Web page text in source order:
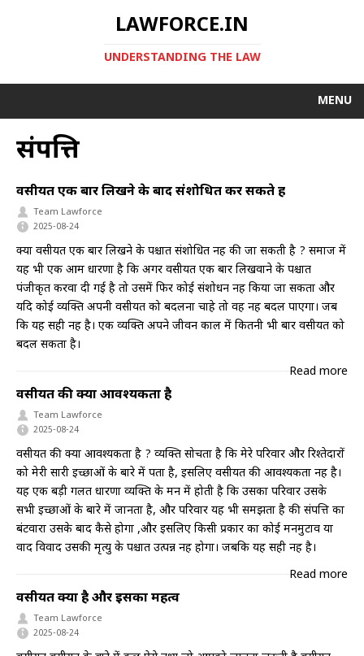
LAWFORCE.IN
UNDERSTANDING THE LAW
MENU
संपत्ति
वसीयत एक बार लिखने के बाद संशोधित कर सकते हैं
Team Lawforce
2025-08-24
क्या वसीयत एक बार लिखने के पश्चात संशोधित नहीं की जा सकती है ? समाज में
यह भी एक आम धारणा है कि अगर वसीयत एक बार लिखवाने के पश्चात
पंजीकृत करवा दी गई है तो उसमें फिर कोई संशोधन नहीं किया जा सकता और
यदि कोई व्यक्ति अपनी वसीयत को बदलना चाहे तो वह नहीं बदल पाएगा। जब
कि यह सही नहीं है। एक व्यक्ति अपने जीवन काल में कितनी भी बार वसीयत को
बदल सकता है।
Read more
वसीयत की क्या आवश्यकता है
Team Lawforce
2025-08-24
वसीयत की क्या आवश्यकता है ? व्यक्ति सोचता है कि मेरे परिवार और रिश्तेदारों
को मेरी सारी इच्छाओं के बारे में पता है, इसलिए वसीयत की आवश्यकता नहीं है।
यह एक बड़ी गलत धारणा व्यक्ति के मन में होती है कि उसका परिवार उसके
सभी इच्छाओं के बारे में जानता है, और परिवार यह भी समझता है की संपत्ति का
बंटवारा उसके बाद कैसे होगा ,और इसलिए किसी प्रकार का कोई मनमुटाव या
वाद विवाद उसकी मृत्यु के पश्चात उत्पन्न नहीं होगा। जबकि यह सही नहीं है।
Read more
वसीयत क्या है और इसका महत्व
Team Lawforce
2025-08-24